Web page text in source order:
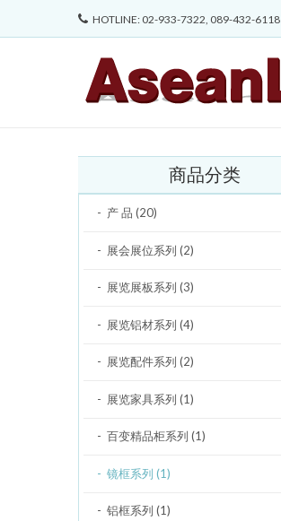
HOTLINE: 02-933-7322, 089-432-6118
商品分类
产 品 (20)
展会展位系列 (2)
展览展板系列 (3)
展览铝材系列 (4)
展览配件系列 (2)
展览家具系列 (1)
百变精品柜系列 (1)
镜框系列 (1)
铝框系列 (1)